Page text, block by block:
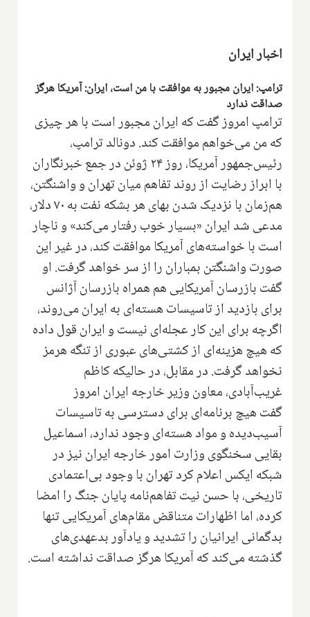
اخبار ایران
ترامپ: ایران مجبور به موافقت با من است، ایران: آمریکا هرگز
صداقت ندارد
ترامپ امروز گفت که ایران مجبور است با هر چیزی
که من می‌خواهم موافقت کند. دونالد ترامپ،
رئیس‌جمهور آمریکا، روز ۲۴ ژوئن در جمع خبرنگاران
با ابراز رضایت از روند تفاهم میان تهران و واشنگتن،
هم‌زمان با نزدیک شدن بهای هر بشکه نفت به ۷۰ دلار،
مدعی شد ایران «بسیار خوب رفتار می‌کند» و ناچار
است با خواسته‌های آمریکا موافقت کند، در غیر این
صورت واشنگتن بمباران را از سر خواهد گرفت. او
گفت بازرسان آمریکایی هم همراه بازرسان آژانس
برای بازدید از تاسیسات هسته‌ای به ایران می‌روند،
اگرچه برای این کار عجله‌ای نیست و ایران قول داده
که هیچ هزینه‌ای از کشتی‌های عبوری از تنگه هرمز
نخواهد گرفت. در مقابل، در حالیکه کاظم
غریب‌آبادی، معاون وزیر خارجه ایران امروز
گفت هیچ برنامه‌ای برای دسترسی به تاسیسات
آسیب‌دیده و مواد هسته‌ای وجود ندارد، اسماعیل
بقایی سخنگوی وزارت امور خارجه ایران نیز در
شبکه ایکس اعلام کرد تهران با وجود بی‌اعتمادی
تاریخی، با حسن نیت تفاهم‌نامه پایان جنگ را امضا
کرده، اما اظهارات متناقض مقام‌های آمریکایی تنها
بدگمانی ایرانیان را تشدید و یادآور بدعهدی‌های
گذشته می‌کند که آمریکا هرگز صداقت نداشته است.